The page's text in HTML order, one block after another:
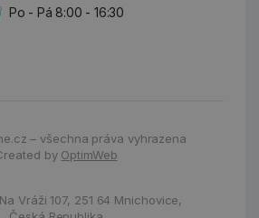
Po - Pá 8:00 - 16:30
– všechna práva vyhrazena
by OptimWeb
Na Vráži 107, 251 64 Mnichovice,
si vybrat